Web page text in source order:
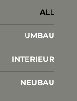
ALL
UMBAU
INTERIEUR
NEUBAU